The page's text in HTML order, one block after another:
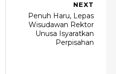
NEXT
Penuh Haru, Lepas
Wisudawan Rektor
Unusa Isyaratkan
Perpisahan